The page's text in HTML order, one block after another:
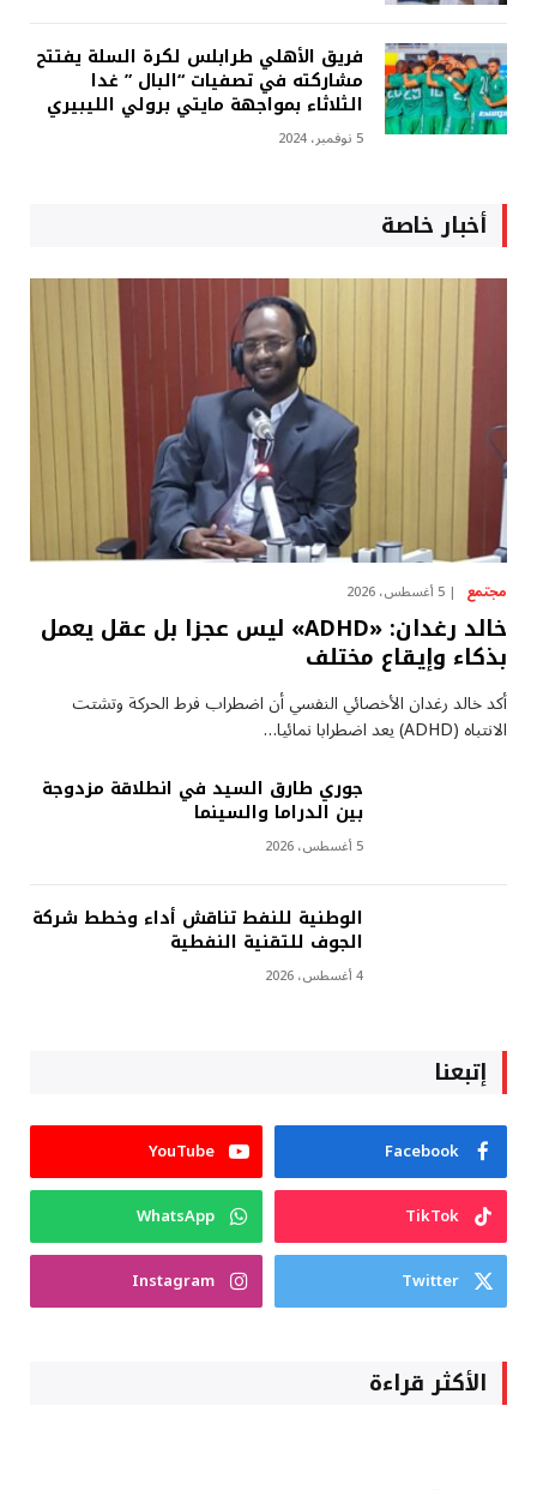
فريق الأهلي طرابلس لكرة السلة يفتتح
مشاركته في تصفيات “البال ” غدا
الثلاثاء بمواجهة مايتي برولي الليبيري
5 نوفمبر، 2024
أخبار خاصة
مجتمع 5 أغسطس، 2026
خالد رغدان: «ADHD» ليس عجزا بل عقل يعمل
بذكاء وإيقاع مختلف
أكد خالد رغدان الأخصائي النفسي أن اضطراب فرط الحركة وتشتت
الانتباه (ADHD) يعد اضطرابا نمائيا…
جوري طارق السيد في انطلاقة مزدوجة
بين الدراما والسينما
5 أغسطس، 2026
الوطنية للنفط تناقش أداء وخطط شركة
الجوف للتقنية النفطية
4 أغسطس، 2026
إتبعنا
Facebook
YouTube
TikTok
WhatsApp
Twitter
Instagram
الأكثر قراءة